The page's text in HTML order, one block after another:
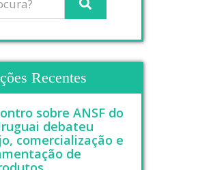
Recentes
sobre ANSF do
debateu
comercialização e
de